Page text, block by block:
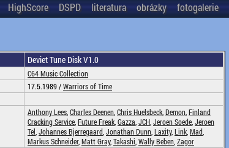
HighScore DSPD literatura obrázky fotogalerie
Deviet Tune Disk V1.0
C64 Music Collection
17.5.1989 /Warriors of Time
Anthony Lees Charles Deenen Chris Huelsbeck Demon Finland
Cracking Service Future Freak Gazza JCH Jeroen Soede Jeroen
Tel Johannes Bjerregaard Jonathan Dunn Laxity, Link Mad
Markus Schneider, Matt Gray, Takashi Wally Beben Zagor